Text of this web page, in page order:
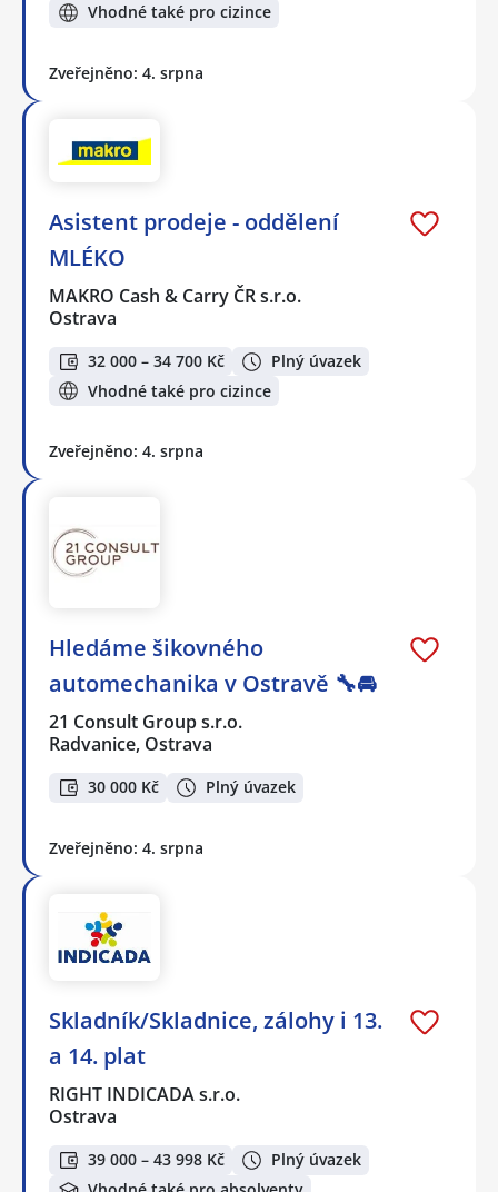
Vhodné také pro cizince
Zveřejněno: 4. srpna
Asistent prodeje - oddělení
MLÉKO
MAKRO Cash & Carry ČR s.r.o.
Ostrava
32 000 – 34 700 Kč
Plný úvazek
Vhodné také pro cizince
Zveřejněno: 4. srpna
Hledáme šikovného
automechanika v Ostravě 🔧🚘
21 Consult Group s.r.o.
Radvanice, Ostrava
30 000 Kč Plný úvazek
Zveřejněno: 4. srpna
Skladník/Skladnice, zálohy i 13.
a 14. plat
RIGHT INDICADA s.r.o.
Ostrava
39 000 – 43 998 Kč
Plný úvazek